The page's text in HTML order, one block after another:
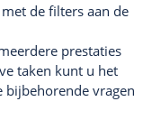
de filters aan de
prestaties
taken kunt u het
bijbehorende vragen